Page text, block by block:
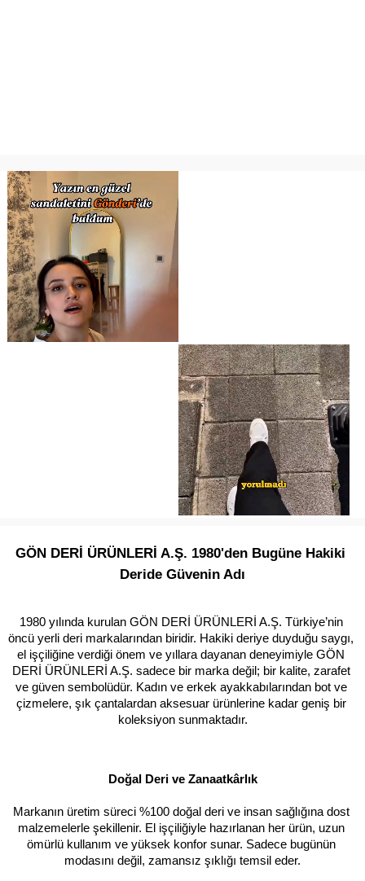
GÖN DERİ ÜRÜNLERİ A.Ş. 1980'den Bugüne Hakiki
Deride Güvenin Adı
1980 yılında kurulan GÖN DERİ ÜRÜNLERİ A.Ş. Türkiye’nin
öncü yerli deri markalarından biridir. Hakiki deriye duyduğu saygı,
el işçiliğine verdiği önem ve yıllara dayanan deneyimiyle GÖN
DERİ ÜRÜNLERİ A.Ş. sadece bir marka değil; bir kalite, zarafet
ve güven sembolüdür. Kadın ve erkek ayakkabılarından bot ve
çizmelere, şık çantalardan aksesuar ürünlerine kadar geniş bir
koleksiyon sunmaktadır.
Doğal Deri ve Zanaatkârlık
Markanın üretim süreci %100 doğal deri ve insan sağlığına dost
malzemelerle şekillenir. El işçiliğiyle hazırlanan her ürün, uzun
ömürlü kullanım ve yüksek konfor sunar. Sadece bugünün
modasını değil, zamansız şıklığı temsil eder.